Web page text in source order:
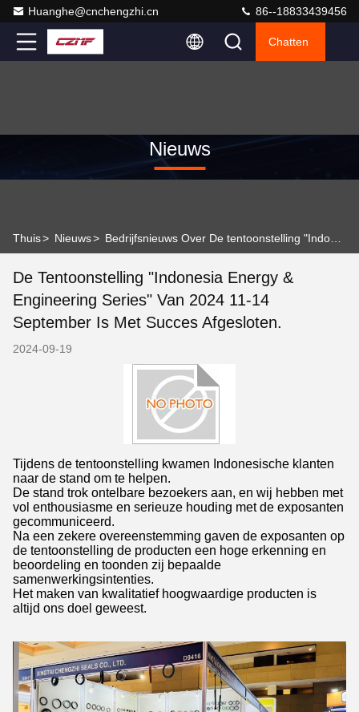
Huanghe@cnchengzhi.cn 86--18833439456
Chatten
Nieuws
Thuis> Nieuws>
De Tentoonstelling "Indonesia Energy &
Engineering Series" Van 2024 11-14
September Is Met Succes Afgesloten.
2024-09-19
Tijdens de tentoonstelling kwamen Indonesische klanten
naar de stand om te helpen.
De stand trok ontelbare bezoekers aan, en wij hebben met
vol enthousiasme en serieuze houding met de exposanten
gecommuniceerd.
Na een zekere overeenstemming gaven de exposanten op
de tentoonstelling de producten een hoge erkenning en
beoordeling en toonden zij bepaalde
samenwerkingsintenties.
Het maken van kwalitatief hoogwaardige producten is
altijd ons doel geweest.